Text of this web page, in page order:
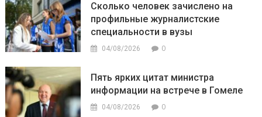
Сколько человек зачислено на
профильные журналистские
специальности в вузы
04/08/2026 0
Пять ярких цитат министра
информации на встрече в Гомеле
04/08/2026 0